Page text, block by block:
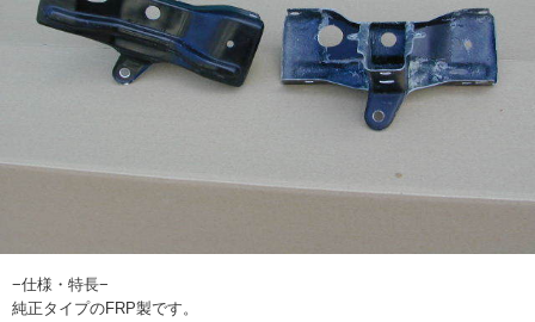
−仕様・特長−
純正タイプのFRP製です。